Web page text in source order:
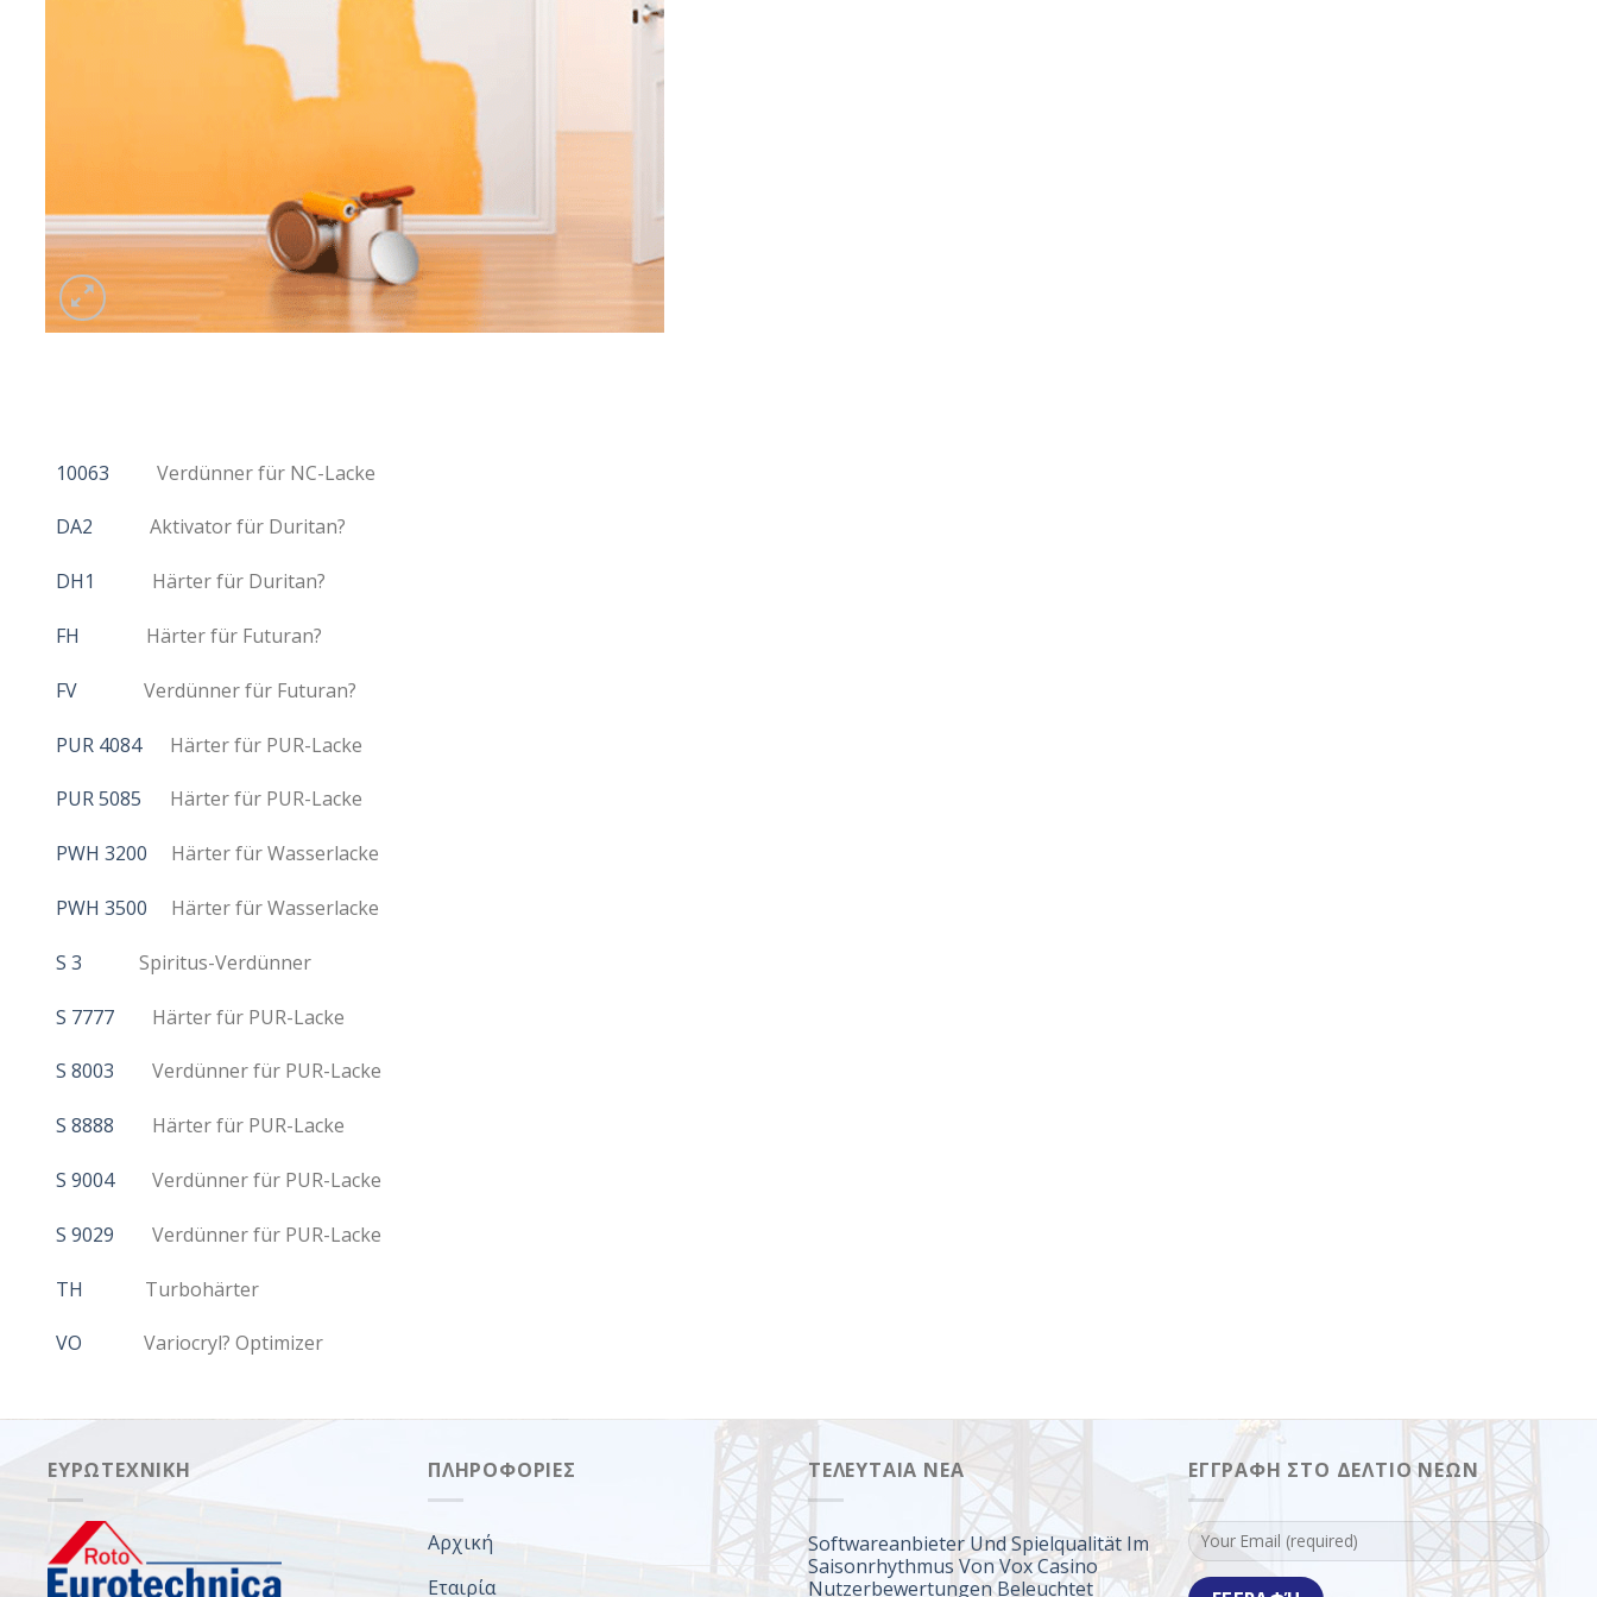
10063 Verdünner für NC-Lacke
DA2 Aktivator für Duritan?
DH1 Härter für Duritan?
FH Härter für Futuran?
FV Verdünner für Futuran?
PUR 4084Härter für PUR-Lacke
PUR 5085 Härter für PUR-Lacke
PWH 3200 Härter für Wasserlacke
PWH 3500 Härter für Wasserlacke
S 3 Spiritus-Verdünner
S 7777 Härter für PUR-Lacke
S 8003 Verdünner für PUR-Lacke
S 8888 Härter für PUR-Lacke
S 9004Verdünner für PUR-Lacke
S 9029 Verdünner für PUR-Lacke
TH Turbohärter
VO Variocryl? Optimizer
ΕΥΡΩΤΕΧΝΙΚΉ ΠΛΗΡΟΦΟΡΊΕΣ
Αρχική
Εταιρία
ΤΕΛΕΥΤΑΊΑ ΝΈΑ
Softwareanbieter Und Spielqualität Im
Saisonrhythmus Von Vox Casino
Nutzerbewertungen Beleuchtet
ΕΓΓΡΑΦΉ ΣΤΟ ΔΕΛΤΊΟ ΝΈΩΝ